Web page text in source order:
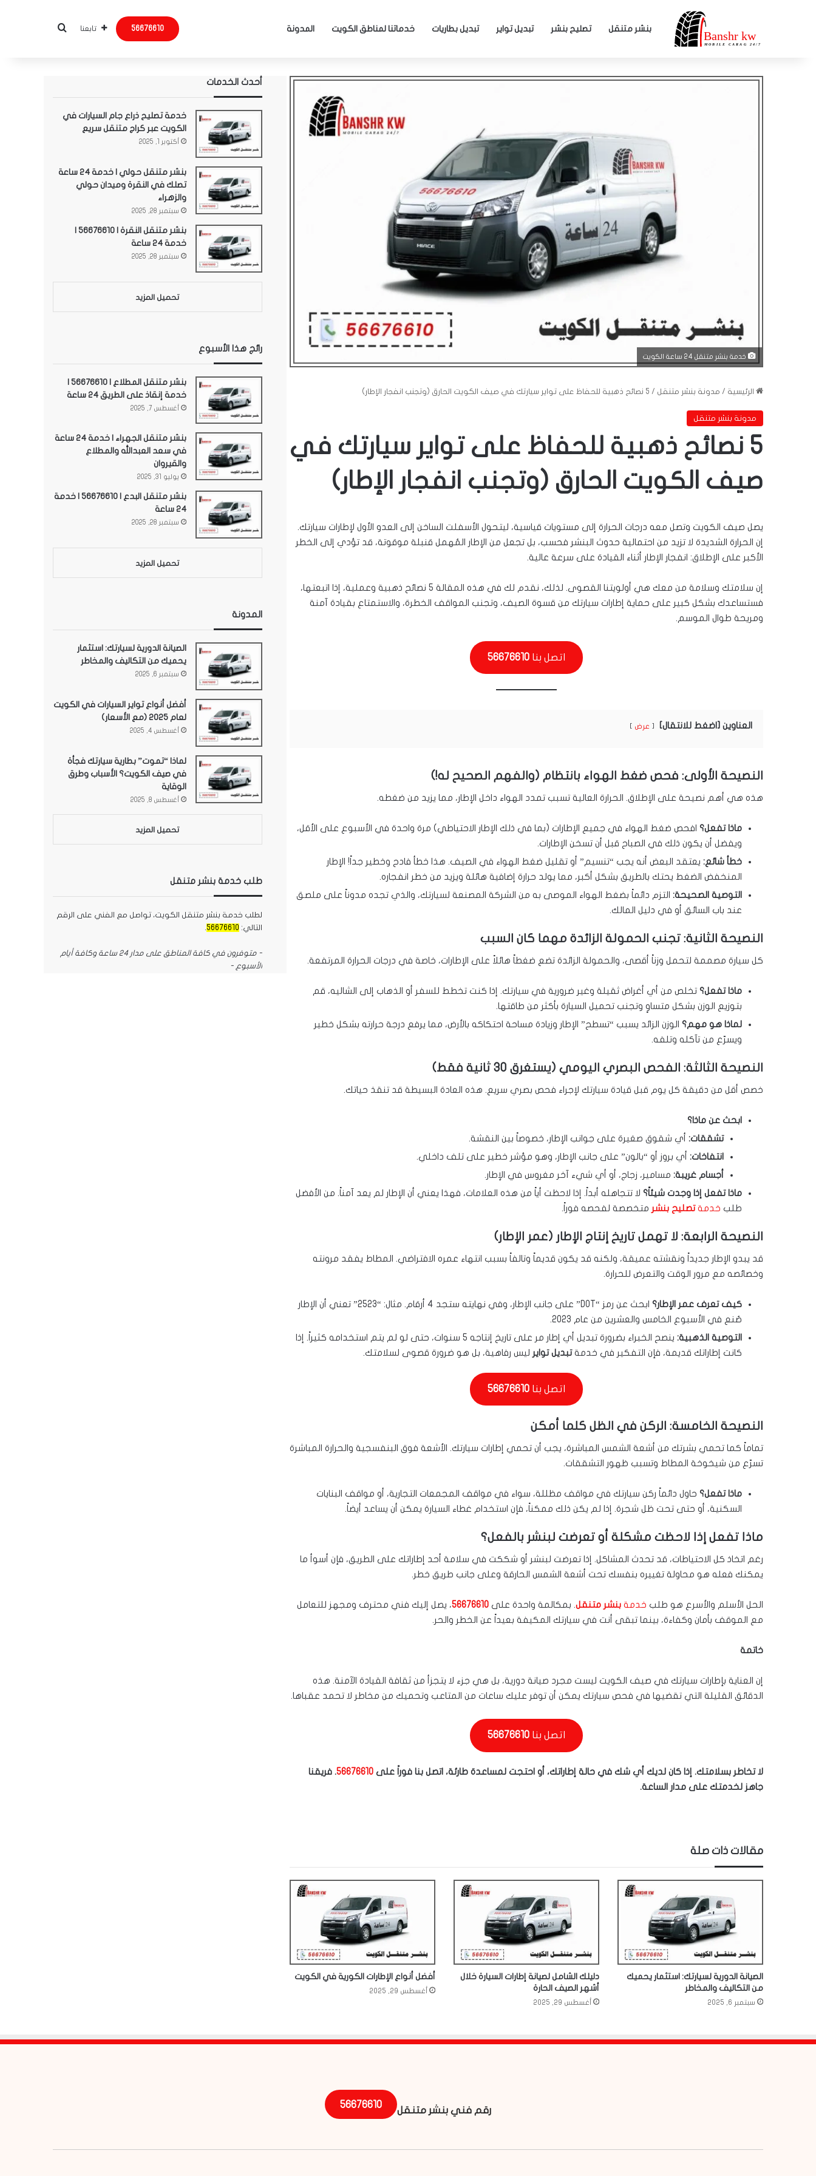
بنشر متنقل تصليح بنشر تبديل تواير تبديل بطاريات خدماتنا لمناطق الكويت المدونة 56676610 تابعنا بحث عن
خدمة بنشر متنقل 24 ساعة الكويت
الرئيسية / مدونة بنشر متنقل / 5 نصائح ذهبية للحفاظ على تواير سيارتك في صيف الكويت الحارق (وتجنب انفجار الإطار)
مدونة بنشر متنقل
5 نصائح ذهبية للحفاظ على تواير سيارتك في
صيف الكويت الحارق (وتجنب انفجار الإطار)
يصل صيف الكويت وتصل معه درجات الحرارة إلى مستويات قياسية، ليتحول الأسفلت الساخن إلى العدو الأول لإطارات سيارتك.
إن الحرارة الشديدة لا تزيد من احتمالية حدوث البنشر فحسب، بل تجعل من الإطار المُهمل قنبلة موقوتة، قد تؤدي إلى الخطر
الأكبر على الإطلاق: انفجار الإطار أثناء القيادة على سرعة عالية.
إن سلامتك وسلامة من معك هي أولويتنا القصوى. لذلك، نقدم لك في هذه المقالة 5 نصائح ذهبية وعملية، إذا اتبعتها،
فستساعدك بشكل كبير على حماية إطارات سيارتك من قسوة الصيف، وتجنب المواقف الخطرة، والاستمتاع بقيادة آمنة
ومريحة طوال الموسم.
اتصل بنا 56676610
العناوين [اضغط للانتقال] عرض
النصيحة الأولى: فحص ضغط الهواء بانتظام (والفهم الصحيح له!)
هذه هي أهم نصيحة على الإطلاق. الحرارة العالية تسبب تمدد الهواء داخل الإطار، مما يزيد من ضغطه.
ماذا تفعل؟ افحص ضغط الهواء في جميع الإطارات (بما في ذلك الإطار الاحتياطي) مرة واحدة في الأسبوع على الأقل،
ويفضل أن يكون ذلك في الصباح قبل أن تسخن الإطارات.
خطأ شائع: يعتقد البعض أنه يجب “تنسيم” أو تقليل ضغط الهواء في الصيف. هذا خطأ فادح وخطير جداً! الإطار
المنخفض الضغط يحتك بالطريق بشكل أكبر، مما يولد حرارة إضافية هائلة ويزيد من خطر انفجاره.
التوصية الصحيحة: التزم دائماً بضغط الهواء الموصى به من الشركة المصنعة لسيارتك، والذي تجده مدوناً على ملصق
عند باب السائق أو في دليل المالك.
النصيحة الثانية: تجنب الحمولة الزائدة مهما كان السبب
كل سيارة مصممة لتحمل وزناً أقصى، والحمولة الزائدة تضع ضغطاً هائلاً على الإطارات، خاصة في درجات الحرارة المرتفعة.
ماذا تفعل؟ تخلص من أي أغراض ثقيلة وغير ضرورية في سيارتك. إذا كنت تخطط للسفر أو الذهاب إلى الشاليه، قم
بتوزيع الوزن بشكل متساوٍ وتجنب تحميل السيارة بأكثر من طاقتها.
لماذا هو مهم؟ الوزن الزائد يسبب “تسطح” الإطار وزيادة مساحة احتكاكه بالأرض، مما يرفع درجة حرارته بشكل خطير
ويسرّع من تآكله وتلفه.
النصيحة الثالثة: الفحص البصري اليومي (يستغرق 30 ثانية فقط)
خصص أقل من دقيقة كل يوم قبل قيادة سيارتك لإجراء فحص بصري سريع. هذه العادة البسيطة قد تنقذ حياتك.
ابحث عن ماذا؟
تشققات: أي شقوق صغيرة على جوانب الإطار، خصوصاً بين النقشة.
انتفاخات: أي بروز أو “بالون” على جانب الإطار، وهو مؤشر خطير على تلف داخلي.
أجسام غريبة: مسامير، زجاج، أو أي شيء آخر مغروس في الإطار.
ماذا تفعل إذا وجدت شيئاً؟ لا تتجاهله أبداً. إذا لاحظت أياً من هذه العلامات، فهذا يعني أن الإطار لم يعد آمناً. من الأفضل
طلب خدمةتصليح بنشر متخصصة لفحصه فوراً.
النصيحة الرابعة: لا تهمل تاريخ إنتاج الإطار (عمر الإطار)
قد يبدو الإطار جديداً ونقشته عميقة، ولكنه قد يكون قديماً وتالفاً بسبب انتهاء عمره الافتراضي. المطاط يفقد مرونته
وخصائصه مع مرور الوقت والتعرض للحرارة.
كيف تعرف عمر الإطار؟
ابحث عن رمز “DOT” على جانب الإطار، وفي نهايته ستجد 4 أرقام. مثال: “2523” تعني أن الإطار
صُنع في الأسبوع الخامس والعشرين من عام 2023.
التوصية الذهبية:
ينصح الخبراء بضرورة تبديل أي إطار مر على تاريخ إنتاجه 5 سنوات، حتى لو لم يتم استخدامه كثيراً. إذا
كانت إطاراتك قديمة، فإن التفكير في خدمةتبديل تواير ليس رفاهية، بل هو ضرورة قصوى لسلامتك.
اتصل بنا 56676610
النصيحة الخامسة: الركن في الظل كلما أمكن
تماماً كما تحمي بشرتك من أشعة الشمس المباشرة، يجب أن تحمي إطارات سيارتك. الأشعة فوق البنفسجية والحرارة المباشرة
تسرّع من شيخوخة المطاط وتسبب ظهور التشققات.
ماذا تفعل؟ حاول دائماً ركن سيارتك في مواقف مظللة، سواء في مواقف المجمعات التجارية، أو مواقف البنايات
السكنية، أو حتى تحت ظل شجرة. إذا لم يكن ذلك ممكناً، فإن استخدام غطاء السيارة يمكن أن يساعد أيضاً.
ماذا تفعل إذا لاحظت مشكلة أو تعرضت لبنشر بالفعل؟
رغم اتخاذ كل الاحتياطات، قد تحدث المشاكل. إذا تعرضت لبنشر أو شككت في سلامة أحد إطاراتك على الطريق، فإن أسوأ ما
يمكنك فعله هو محاولة تغييره بنفسك تحت أشعة الشمس الحارقة وعلى جانب طريق خطر.
الحل الأسلم والأسرع هو طلب خدمة بنشر متنقل. بمكالمة واحدة على 56676610، يصل إليك فني محترف ومجهز للتعامل
مع الموقف بأمان وكفاءة، بينما تبقى أنت في سيارتك المكيفة بعيداً عن الخطر والحر.
خاتمة
إن العناية بإطارات سيارتك في صيف الكويت ليست مجرد صيانة دورية، بل هي جزء لا يتجزأ من ثقافة القيادة الآمنة. هذه
الدقائق القليلة التي تقضيها في فحص سيارتك يمكن أن توفر عليك ساعات من المتاعب وتحميك من مخاطر لا تحمد عقباها.
اتصل بنا 56676610
لا تخاطر بسلامتك. إذا كان لديك أي شك في حالة إطاراتك، أو احتجت لمساعدة طارئة، اتصل بنا فوراً على 56676610. فريقنا
جاهز لخدمتك على مدار الساعة.
مقالات ذات صلة
الصيانة الدورية لسيارتك: استثمار يحميك
من التكاليف والمخاطر
سبتمبر 6, 2025
دليلك الشامل لصيانة إطارات السيارة خلال
أشهر الصيف الحارة
أغسطس 29, 2025
أفضل أنواع الإطارات الكورية في الكويت
أغسطس 29, 2025
أحدث الخدمات
خدمة تصليح ذراع جام السيارات في
الكويت عبر كراج متنقل سريع
أكتوبر 1, 2025
بنشر متنقل حولي | خدمة 24 ساعة
تصلك في النقرة وميدان حولي
والزهراء
سبتمبر 28, 2025
خدمة 24 ساعة
سبتمبر 28, 2025
تحميل المزيد
رائج هذا الأسبوع
بنشر متنقل المطلاع | 56676610 |
خدمة إنقاذ على الطريق 24 ساعة
أغسطس 7, 2025
بنشر متنقل الجهراء | خدمة 24 ساعة
في سعد العبدالله والمطلاع
والقيروان
يوليو 31, 2025
بنشر متنقل البدع | 56676610 | خدمة
24 ساعة
سبتمبر 28, 2025
تحميل المزيد
المدونة
الصيانة الدورية لسيارتك: استثمار
يحميك من التكاليف والمخاطر
سبتمبر 6, 2025
أفضل أنواع تواير السيارات في الكويت
لعام 2025 (مع الأسعار)
أغسطس 4, 2025
لماذا “تموت” بطارية سيارتك فجأة
في صيف الكويت؟ الأسباب وطرق
الوقاية
أغسطس 8, 2025
تحميل المزيد
طلب خدمة بنشر متنقل
لطلب خدمة بنشر متنقل الكويت، تواصل مع الفني على الرقم
التالي: 56676610
.
- متوفرون في كافة المناطق على مدار 24 ساعة وكافة أيام
الأسبوع -
رقم فني بنشر متنقل
56676610